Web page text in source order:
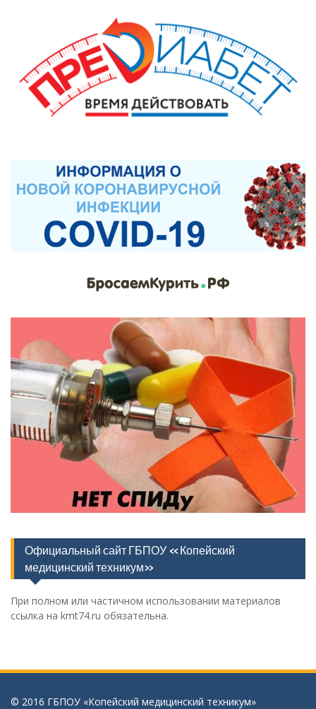
Официальный сайт ГБПОУ «Копейский
медицинский техникум»
При полном или частичном использовании материалов
ссылка на kmt74.ru обязательна.
© 2016 ГБПОУ «Копейский медицинский техникум»